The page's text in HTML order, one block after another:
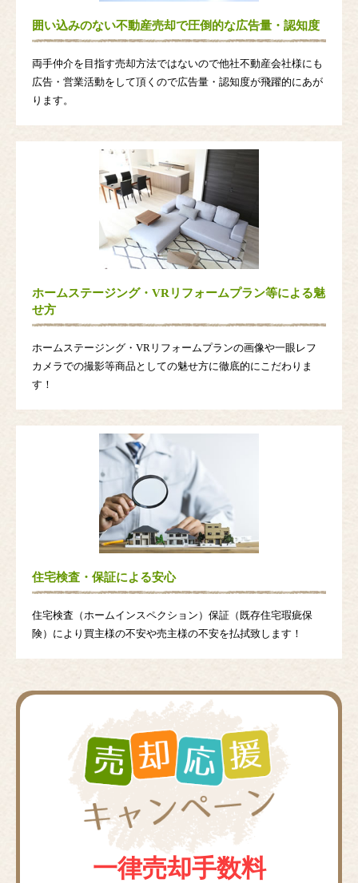
囲い込みのない不動産売却で圧倒的な広告量・認知度
両手仲介を目指す売却方法ではないので他社不動産会社様にも
広告・営業活動をして頂くので広告量・認知度が飛躍的にあが
ります。
ホームステージング・VRリフォームプラン等による魅
せ方
ホームステージング・VRリフォームプランの画像や一眼レフ
カメラでの撮影等商品としての魅せ方に徹底的にこだわりま
す！
住宅検査・保証による安心
住宅検査（ホームインスペクション）保証（既存住宅瑕疵保
険）により買主様の不安や売主様の不安を払拭致します！
一律売却手数料